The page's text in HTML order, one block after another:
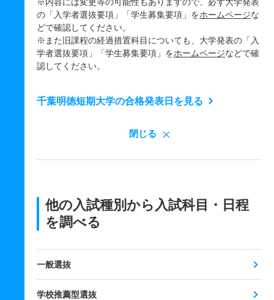
の「入学者選抜要項」「学生募集要項」をホームページな
どで確認してください。
※また旧課程の経過措置科目についても、大学発表の「入
学者選抜要項」「学生募集要項」をホームページなどで確
認してください。
千葉明徳短期大学の合格発表日を見る
閉じる
他の入試種別から入試科目・日程
を調べる
一般選抜
学校推薦型選抜